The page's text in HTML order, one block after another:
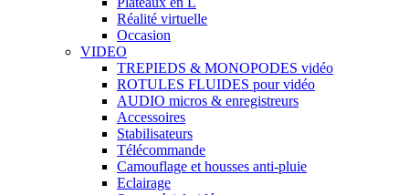
Réalité virtuelle
Occasion
VIDEO
TREPIEDS & MONOPODES vidéo
ROTULES FLUIDES pour vidéo
AUDIO micros & enregistreurs
Accessoires
Stabilisateurs
Télécommande
Camouflage et housses anti-pluie
Eclairage